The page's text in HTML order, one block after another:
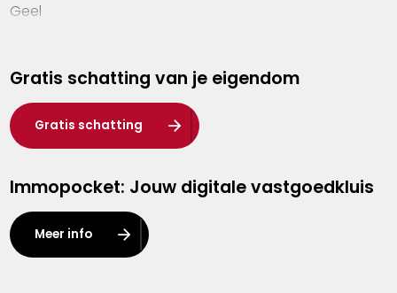
Geel
Hasselt
Heist-op-den-Berg
Herentals
Kalmthout
Leuven
Lier
Gratis schatting van je eigendom
Gratis schatting
Immopocket: Jouw digitale vastgoedkluis
Meer info